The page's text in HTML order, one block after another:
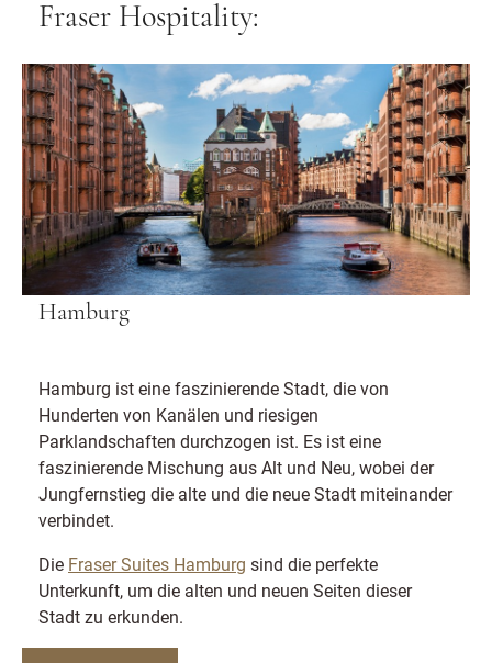
Fraser Hospitality:
Hamburg
Hamburg ist eine faszinierende Stadt, die von
Hunderten von Kanälen und riesigen
Parklandschaften durchzogen ist. Es ist eine
faszinierende Mischung aus Alt und Neu, wobei der
Jungfernstieg die alte und die neue Stadt miteinander
verbindet.
Die Fraser Suites Hamburg sind die perfekte
Unterkunft, um die alten und neuen Seiten dieser
Stadt zu erkunden.